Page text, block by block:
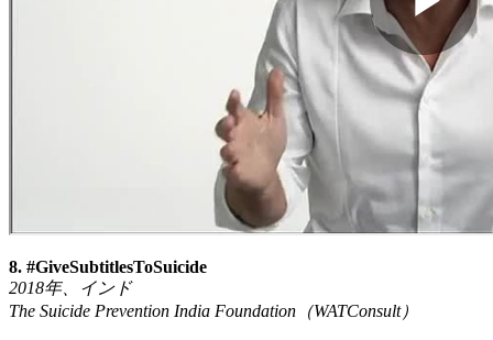
8. #GiveSubtitlesToSuicide
2018年、インド
The Suicide Prevention India Foundation （WATConsult）